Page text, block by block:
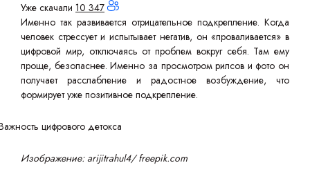
Уже скачали 10 347
Именно так развивается отрицательное подкрепление. Когда
человек стрессует и испытывает негатив, он «проваливается» в
цифровой мир, отключаясь от проблем вокруг себя. Там ему
проще, безопаснее. Именно за просмотром рилсов и фото он
получает расслабление и радостное возбуждение, что
формирует уже позитивное подкрепление.
Изображение: arijitrahul4/ freepik.com